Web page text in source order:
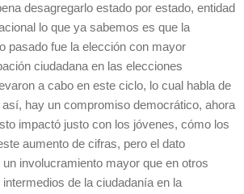
desagregarlo estado por estado, entidad
lo que ya sabemos es que la
pasado fue la elección con mayor
ciudadana en las elecciones
a cabo en este ciclo, lo cual habla de
hay un compromiso democrático, ahora
impactó justo con los jóvenes, cómo los
aumento de cifras, pero el dato
involucramiento mayor que en otros
de la ciudadanía en la